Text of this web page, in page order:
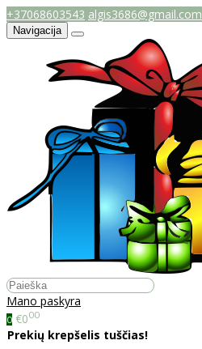
+37068603543 algis3686@gmail.com
Navigacija
Mano paskyra
0 €000
Prekių krepšelis tuščias!